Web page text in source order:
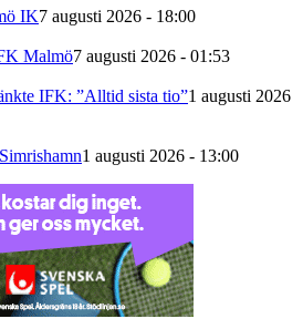
IK7 augusti 2026 - 18:00
Malmö7 augusti 2026 - 01:53
IFK: ”Alltid sista tio”1 augusti 2026
1 augusti 2026 - 13:00